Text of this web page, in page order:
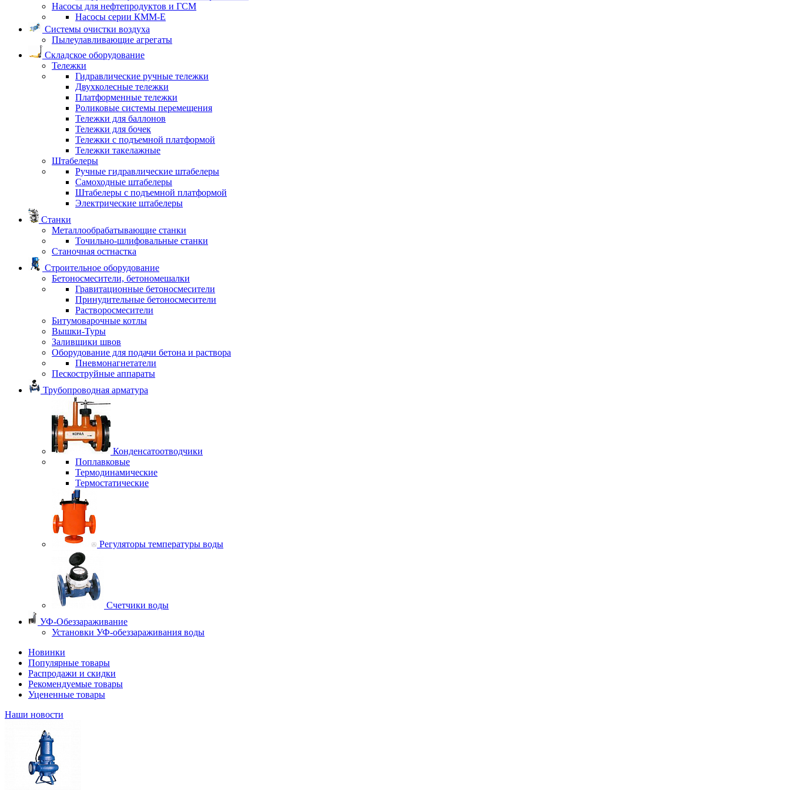
Насосы для нефтепродуктов и ГСМ
Насосы серии КММ-Е
Системы очистки воздуха
Пылеулавливающие агрегаты
Складское оборудование
Тележки
Гидравлические ручные тележки
Двухколесные тележки
Платформенные тележки
Роликовые системы перемещения
Тележки для баллонов
Тележки для бочек
Тележки с подъемной платформой
Тележки такелажные
Штабелеры
Ручные гидравлические штабелеры
Самоходные штабелеры
Штабелеры с подъемной платформой
Электрические штабелеры
Станки
Металлообрабатывающие станки
Точильно-шлифовальные станки
Станочная остнастка
Строительное оборудование
Бетоносмесители, бетономешалки
Гравитационные бетоносмесители
Принудительные бетоносмесители
Растворосмесители
Битумоварочные котлы
Вышки-Туры
Заливщики швов
Оборудование для подачи бетона и раствора
Пневмонагнетатели
Пескоструйные аппараты
Трубопроводная арматура
Конденсатоотводчики
Поплавковые
Термодинамические
Термостатические
Регуляторы температуры воды
Счетчики воды
УФ-Обеззараживание
Установки УФ-обеззараживания воды
Новинки
Популярные товары
Распродажи и скидки
Рекомендуемые товары
Уцененные товары
Наши новости